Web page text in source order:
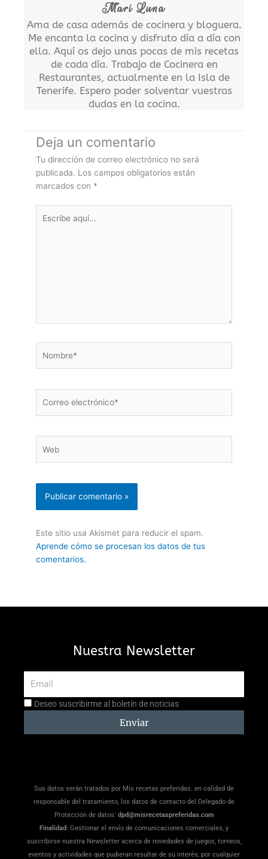
Mari Luna
Ama de casa además de cocinera y bloguera.
Me encanta la cocina y disfruto día a día con
ella. Aquí os dejo unas pocas de mis recetas
de cada día. Trabajo de Cocinera en
Restaurantes, actualmente en la Isla de
Tenerife. Espero poder solventar vuestras
dudas en la cocina.
Deja un comentario
Tu dirección de correo electrónico no será
publicada. Los campos obligatorios están
marcados con *
aquí...
electrónico*
Este sitio usa Akismet para reducir el spam.
Aprende cómo se procesan los datos de tus
comentarios.
Nuestra Newsletter
Aceptación
Deseo suscribirme al boletín de noticias
Enviar
Sus datos serán tratados por Mis recetas preferidas. en calidad de
responsable del tratamiento, los datos de contacto del Delegado de
Protección de datos: dpd@misrecetaspreferidas.com
Finalidad: Gestionar el envío de comunicaciones comerciales, y
suscribirse nuestra Newsletter acerca de novedades de juegos, torneos,
eventos y actividades que pudieran resultar de su interés, por cualquier